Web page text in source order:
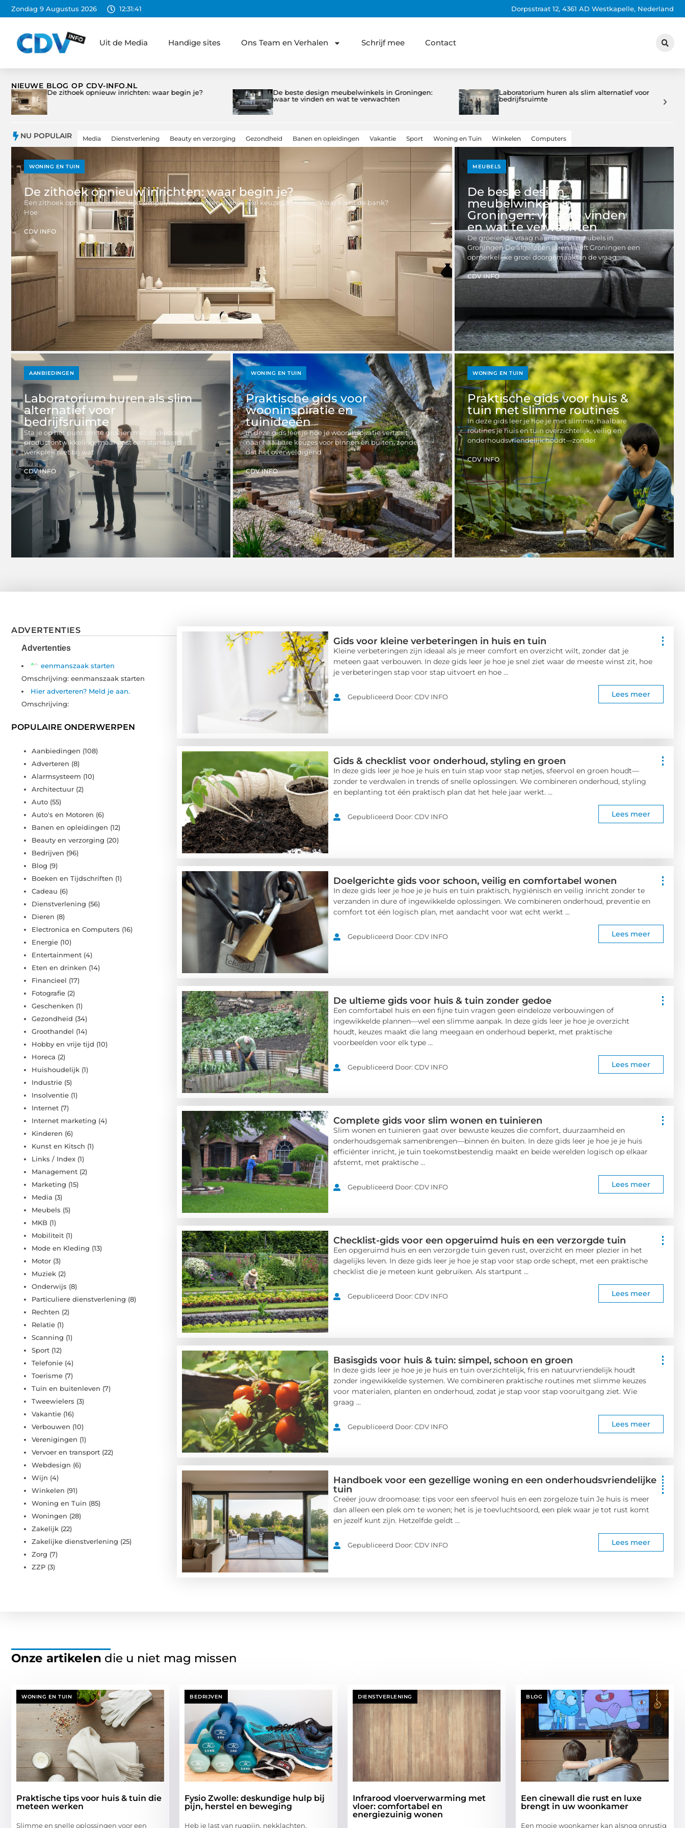
Zondag 9 Augustus 2026 12:31:43 Dorpsstraat 12, 4361 AD Westkapelle, Nederland
Uit de Media Handige sites Ons Team en Verhalen Schrijf mee Contact
NIEUWE BLOG OP CDV-INFO.NL
De beste design meubelwinkels in Groningen:
waar te vinden en wat te verwachten
Laboratorium huren als slim alternatief voor
bedrijfsruimte
Praktische gids voor wooninspiratie en
tuinideeën
NU POPULAIR Media Dienstverlening Beauty en verzorging Gezondheid Banen en opleidingen Vakantie Sport Woning en Tuin Winkelen Computers
WONING EN TUIN
De zithoek opnieuw inrichten: waar begin je?
Een zithoek opnieuw inrichten lijkt simpel, maar er komen al snel veel keuzes bij kijken. Waar komt de bank?
Hoe
CDV INFO
MEUBELS
De beste design
meubelwinkels in
Groningen: waar te vinden
en wat te verwachten
De groeiende vraag naar design meubels in
Groningen De afgelopen jaren heeft Groningen een
opmerkelijke groei doorgemaakt in de vraag
CDV INFO
AANBIEDINGEN
Laboratorium huren als slim
alternatief voor
bedrijfsruimte
Sta je op het punt om te groeien met onderzoek of
productontwikkeling, maar past een standaard
werkplek niet bij wat
CDV INFO
WONING EN TUIN
Praktische gids voor
wooninspiratie en
tuinideeën
In deze gids leer je hoe je wooninspiratie vertaalt
naar haalbare keuzes voor binnen én buiten, zonder
dat het overweldigend
CDV INFO
WONING EN TUIN
Praktische gids voor huis &
tuin met slimme routines
In deze gids leer je hoe je met slimme, haalbare
routines je huis en tuin overzichtelijk, veilig en
onderhoudsvriendelijk houdt—zonder
CDV INFO
ADVERTENTIES
Advertenties
eenmanszaak starten
Omschrijving: eenmanszaak starten
Hier adverteren? Meld je aan.
Omschrijving:
POPULAIRE ONDERWERPEN
Aanbiedingen (108)
Adverteren (8)
Alarmsysteem (10)
Architectuur (2)
Auto (55)
Auto's en Motoren (6)
Banen en opleidingen (12)
Beauty en verzorging (20)
Bedrijven (96)
Blog (9)
Boeken en Tijdschriften (1)
Cadeau (6)
Dienstverlening (56)
Dieren (8)
Electronica en Computers (16)
Energie (10)
Entertainment (4)
Eten en drinken (14)
Financieel (17)
Fotografie (2)
Geschenken (1)
Gezondheid (34)
Groothandel (14)
Hobby en vrije tijd (10)
Horeca (2)
Huishoudelijk (1)
Industrie (5)
Insolventie (1)
Internet (7)
Internet marketing (4)
Kinderen (6)
Kunst en Kitsch (1)
Links / Index (1)
Management (2)
Marketing (15)
Media (3)
Meubels (5)
MKB (1)
Mobiliteit (1)
Mode en Kleding (13)
Motor (3)
Muziek (2)
Onderwijs (8)
Particuliere dienstverlening (8)
Rechten (2)
Relatie (1)
Scanning (1)
Sport (12)
Telefonie (4)
Toerisme (7)
Tuin en buitenleven (7)
Tweewielers (3)
Vakantie (16)
Verbouwen (10)
Verenigingen (1)
Vervoer en transport (22)
Webdesign (6)
Wijn (4)
Winkelen (91)
Woning en Tuin (85)
Woningen (28)
Zakelijk (22)
Zakelijke dienstverlening (25)
Zorg (7)
ZZP (3)
Gids voor kleine verbeteringen in huis en tuin
Kleine verbeteringen zijn ideaal als je meer comfort en overzicht wilt, zonder dat je
meteen gaat verbouwen. In deze gids leer je hoe je snel ziet waar de meeste winst zit, hoe
je verbeteringen stap voor stap uitvoert en hoe ...
Gepubliceerd Door: CDV INFO Lees meer
Gids & checklist voor onderhoud, styling en groen
In deze gids leer je hoe je huis en tuin stap voor stap netjes, sfeervol en groen houdt—
zonder te verdwalen in trends of snelle oplossingen. We combineren onderhoud, styling
en beplanting tot één praktisch plan dat het hele jaar werkt. ...
Gepubliceerd Door: CDV INFO Lees meer
Doelgerichte gids voor schoon, veilig en comfortabel wonen
In deze gids leer je hoe je je huis en tuin praktisch, hygiënisch en veilig inricht zonder te
verzanden in dure of ingewikkelde oplossingen. We combineren onderhoud, preventie en
comfort tot één logisch plan, met aandacht voor wat echt werkt ...
Gepubliceerd Door: CDV INFO Lees meer
De ultieme gids voor huis & tuin zonder gedoe
Een comfortabel huis en een fijne tuin vragen geen eindeloze verbouwingen of
ingewikkelde plannen—wel een slimme aanpak. In deze gids leer je hoe je overzicht
houdt, keuzes maakt die lang meegaan en onderhoud beperkt, met praktische
voorbeelden voor elk type ...
Gepubliceerd Door: CDV INFO Lees meer
Complete gids voor slim wonen en tuinieren
Slim wonen en tuinieren gaat over bewuste keuzes die comfort, duurzaamheid en
onderhoudsgemak samenbrengen—binnen én buiten. In deze gids leer je hoe je je huis
efficiënter inricht, je tuin toekomstbestendig maakt en beide werelden logisch op elkaar
afstemt, met praktische ...
Gepubliceerd Door: CDV INFO Lees meer
Checklist-gids voor een opgeruimd huis en een verzorgde tuin
Een opgeruimd huis en een verzorgde tuin geven rust, overzicht en meer plezier in het
dagelijks leven. In deze gids leer je hoe je stap voor stap orde schept, met een praktische
checklist die je meteen kunt gebruiken. Als startpunt ...
Gepubliceerd Door: CDV INFO Lees meer
Basisgids voor huis & tuin: simpel, schoon en groen
In deze gids leer je hoe je je huis en tuin overzichtelijk, fris en natuurvriendelijk houdt
zonder ingewikkelde systemen. We combineren praktische routines met slimme keuzes
voor materialen, planten en onderhoud, zodat je stap voor stap vooruitgang ziet. Wie
graag ...
Gepubliceerd Door: CDV INFO Lees meer
Handboek voor een gezellige woning en een onderhoudsvriendelijke
tuin
Creëer jouw droomoase: tips voor een sfeervol huis en een zorgeloze tuin Je huis is meer
dan alleen een plek om te wonen; het is je toevluchtsoord, een plek waar je tot rust komt
en jezelf kunt zijn. Hetzelfde geldt ...
Gepubliceerd Door: CDV INFO Lees meer
Onze artikelen die u niet mag missen
WONING EN TUIN
Praktische tips voor huis & tuin die
meteen werken
Slimme en snelle oplossingen voor een
BEDRIJVEN
Fysio Zwolle: deskundige hulp bij
pijn, herstel en beweging
Heb je last van rugpijn, nekklachten,
DIENSTVERLENING
Infrarood vloerverwarming met
vloer: comfortabel en
energiezuinig wonen
BLOG
Een cinewall die rust en luxe
brengt in uw woonkamer
Een mooie woonkamer kan alsnog onrustig